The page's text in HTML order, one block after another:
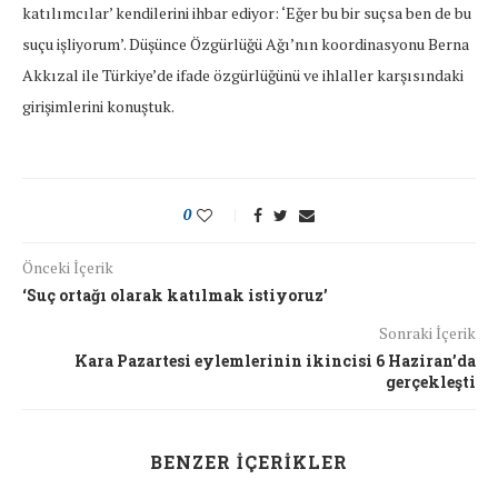
katılımcılar’ kendilerini ihbar ediyor: ‘Eğer bu bir suçsa ben de bu
suçu işliyorum’. Düşünce Özgürlüğü Ağı’nın koordinasyonu Berna
Akkızal ile Türkiye’de ifade özgürlüğünü ve ihlaller karşısındaki
girişimlerini konuştuk.
0
Önceki İçerik
‘Suç ortağı olarak katılmak istiyoruz’
Sonraki İçerik
Kara Pazartesi eylemlerinin ikincisi 6 Haziran’da
gerçekleşti
BENZER İÇERIKLER